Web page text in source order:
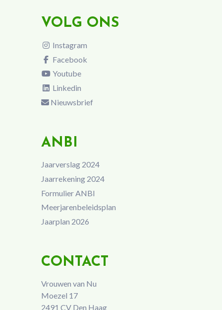
VOLG ONS
Instagram
Facebook
Youtube
Linkedin
Nieuwsbrief
ANBI
Jaarverslag 2024
Jaarrekening 2024
Formulier ANBI
Meerjarenbeleidsplan
Jaarplan 2026
CONTACT
Vrouwen van Nu
Moezel 17
2491 CV Den Haag